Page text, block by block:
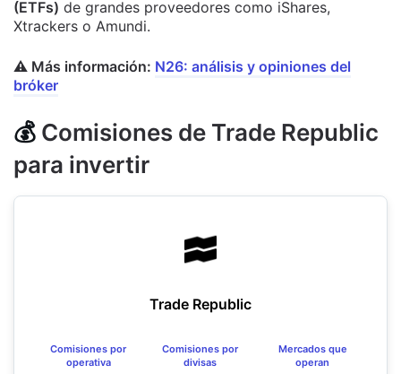
(ETFs) de grandes proveedores como iShares,
Xtrackers o Amundi.
⚠️ Más información: N26: análisis y opiniones del
bróker
💰 Comisiones de Trade Republic
para invertir
Trade Republic
Comisiones por
operativa
Comisiones por
divisas
Mercados que
operan